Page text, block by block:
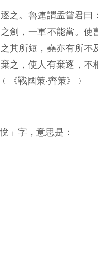
之。魯連謂孟嘗君
劍，一軍不能當。使
其所短，堯亦有所
之，使人有棄逐，不
《戰國策‧齊策》﹚
」字，意思是：